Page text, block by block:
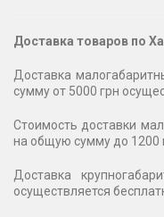
Доставка товаров по
Доставка
сумму от 5000 грн
Стоимость доставки
на общую сумму до 1200
Доставка
осуществляется